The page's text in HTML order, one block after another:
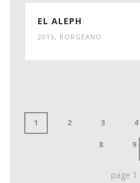
EL ALEPH
2015, BORGEANO
1 2 3 4
8 9
page 1